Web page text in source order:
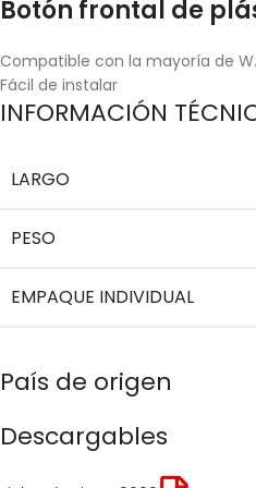
Botón frontal de
Compatible con la mayoría de
Fácil de instalar
INFORMACIÓN
LARGO
PESO
EMPAQUE INDIVIDUAL
País de origen
Descargables